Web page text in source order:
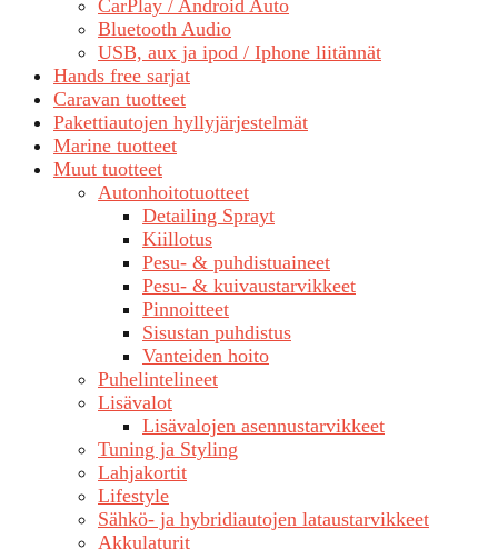
CarPlay / Android Auto
Bluetooth Audio
USB, aux ja ipod / Iphone liitännät
Hands free sarjat
Caravan tuotteet
Pakettiautojen hyllyjärjestelmät
Marine tuotteet
Muut tuotteet
Autonhoitotuotteet
Detailing Sprayt
Kiillotus
Pesu- & puhdistuaineet
Pesu- & kuivaustarvikkeet
Pinnoitteet
Sisustan puhdistus
Vanteiden hoito
Puhelintelineet
Lisävalot
Lisävalojen asennustarvikkeet
Tuning ja Styling
Lahjakortit
Lifestyle
Sähkö- ja hybridiautojen lataustarvikkeet
Akkulaturit